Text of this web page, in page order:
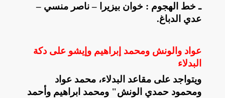
ـ خط الهجوم : خوان بيزيرا – ناصر منسي –
عدي الدباغ.
عواد والونش ومحمد إبراهيم وإيشو على دكة
البدلاء
ويتواجد على مقاعد البدلاء، محمد عواد
ومحمود حمدي الونش" ومحمد ابراهيم وأحمد